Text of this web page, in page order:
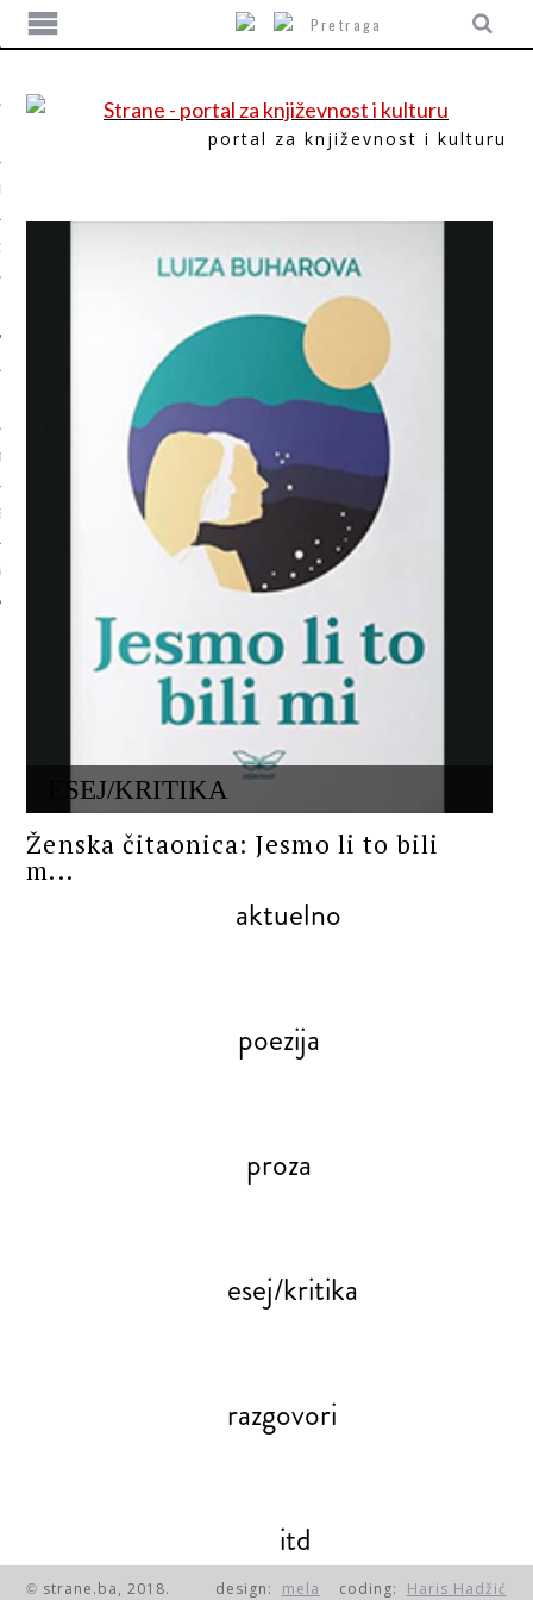
portal za književnost i kulturu
ESEJ/KRITIKA
Ženska čitaonica: Jesmo li to bili
m...
aktuelno
poezija
proza
esej/kritika
razgovori
itd
© strane.ba, 2018. design: mela coding: Haris Hadžić